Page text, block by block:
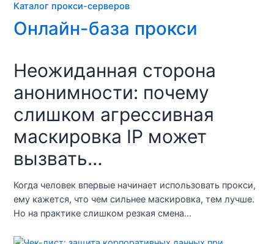
Каталог прокси-серверов
Онлайн-база прокси
Неожиданная сторона
анонимности: почему
слишком агрессивная
маскировка IP может
вызвать…
Когда человек впервые начинает использовать прокси,
ему кажется, что чем сильнее маскировка, тем лучше.
Но на практике слишком резкая смена…